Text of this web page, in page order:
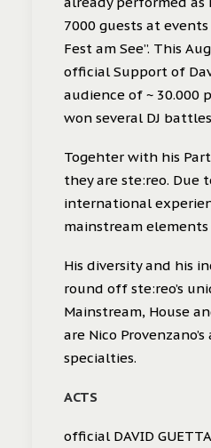
7000 guests at
Fest am See”. This
official Support of
audience of ~ 30.000
won several DJ
Togehter with his
they are ste:reo. Due
international
mainstream
His diversity and his
round off ste:reo’s
Mainstream, House
are Nico
specialties.
ACTS
official DAVID